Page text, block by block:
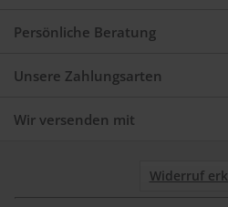
Persönliche Beratung
Unsere Zahlungsarten
Wir versenden mit
Widerruf